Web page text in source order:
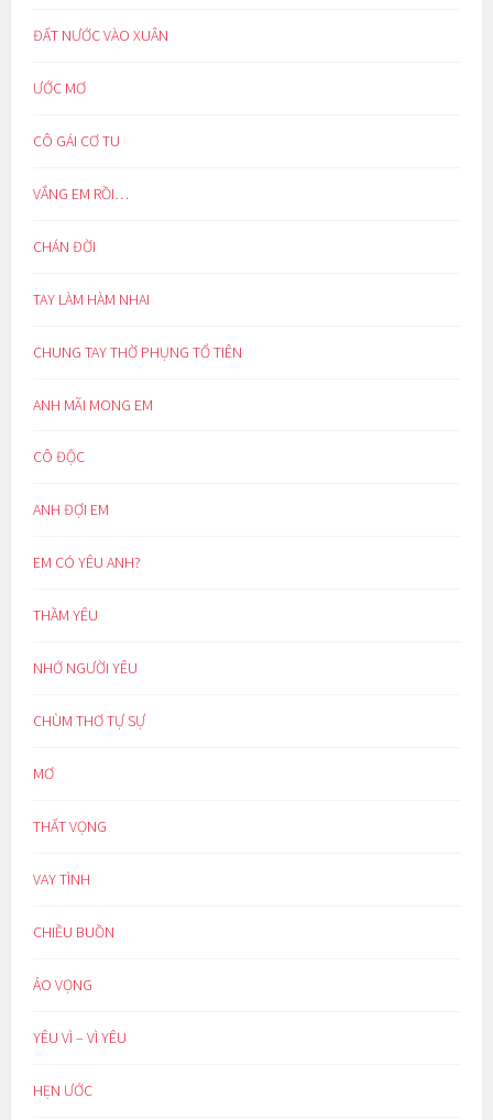
ĐẤT NƯỚC VÀO XUÂN
ƯỚC MƠ
CÔ GÁI CƠ TU
VẮNG EM RỒI…
CHÁN ĐỜI
TAY LÀM HÀM NHAI
CHUNG TAY THỜ PHỤNG TỔ TIÊN
ANH MÃI MONG EM
CÔ ĐỘC
ANH ĐỢI EM
EM CÓ YÊU ANH?
THẦM YÊU
NHỚ NGƯỜI YÊU
CHÙM THƠ TỰ SỰ
MƠ
THẤT VỌNG
VAY TÌNH
CHIỀU BUỒN
ẢO VỌNG
YÊU VÌ – VÌ YÊU
HẸN ƯỚC